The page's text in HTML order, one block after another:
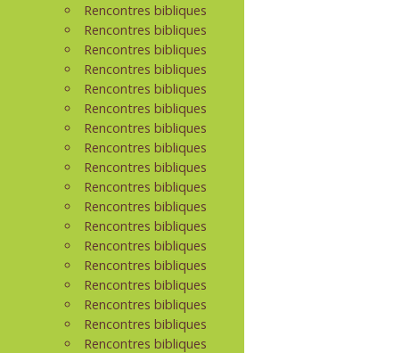
Rencontres bibliques
Rencontres bibliques
Rencontres bibliques
Rencontres bibliques
Rencontres bibliques
Rencontres bibliques
Rencontres bibliques
Rencontres bibliques
Rencontres bibliques
Rencontres bibliques
Rencontres bibliques
Rencontres bibliques
Rencontres bibliques
Rencontres bibliques
Rencontres bibliques
Rencontres bibliques
Rencontres bibliques
Rencontres bibliques